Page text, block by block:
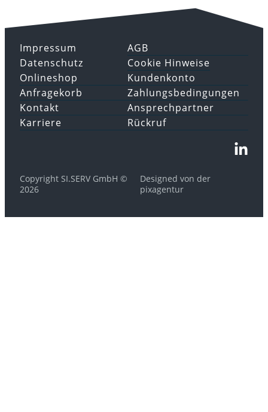
Impressum
Datenschutz
AGB
Cookie Hinweise
Onlineshop
Anfragekorb
Kundenkonto
Zahlungsbedingungen
Kontakt
Karriere
Ansprechpartner
Rückruf
Copyright SI.SERV GmbH ©
2026
Designed von der
pixagentur